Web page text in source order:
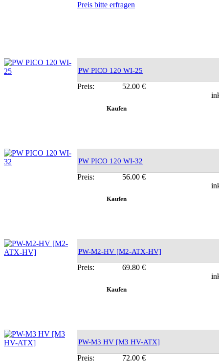
Preis bitte erfragen
PW PICO 120 WI-25
Preis:
52.00 €
PW PICO 120 WI-32
Preis:
56.00 €
PW-M2-HV [M2-ATX-HV]
Preis:
69.80 €
PW-M3 HV [M3 HV-ATX]
Preis:
72.00 €